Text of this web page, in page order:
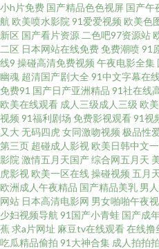
狼人影视 97国产精品一区二区 91最
美女在线观看 日韩三级理论在线 男人
深夜福利一区 男人AV看片资源站 九
久久蜜桃 在线成人AV 97青青草草
在线视频 日本一级大片在线观看 亚洲
件 91资源人人草 爱爱片欧美三级 国
欧美色女人导航 91N视频网z 91蜜桃
小h片免费 国产精品色色视屏 国产午
航 欧美喷水影院 91爱爱视频 欧美色
新区 国产看片资源 二色吧97资源站
二区 日本网站在线免费 免费潮喷91
线9 操碰高清免费视频 午夜电影全集
幽魂 超清国产剧大全 91中文字幕在
免费91 国产日产亚洲精品 91社在线
欧美在线观看 成人三级成人三级 欧
视频 91福利剧场 免费影视观看91视
又大 无码四虎 女同激吻视频 极品性
第三页 超碰成人影视 欧美日韩中文
影院 激情五月天国产综合网五月天
虎影视 欧美一区在线操碰视频 五月
欧洲成人午夜精品 国产精品美乳 男
网站 日本高清电影网 男女啪啪午夜
少妇视频导航 91国产小青蛙 国产成
蕉 求a片网址 麻豆tv在线观看在线撸
吃瓜精品偷拍 91大神合集 成人拍拍